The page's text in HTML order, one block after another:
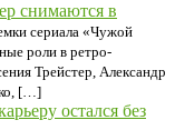
снимаются в
сериала «Чужой
роли в ретро-
Трейстер, Александр
[…]